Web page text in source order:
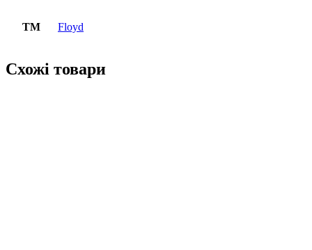
ТМ Floyd
Схожі товари